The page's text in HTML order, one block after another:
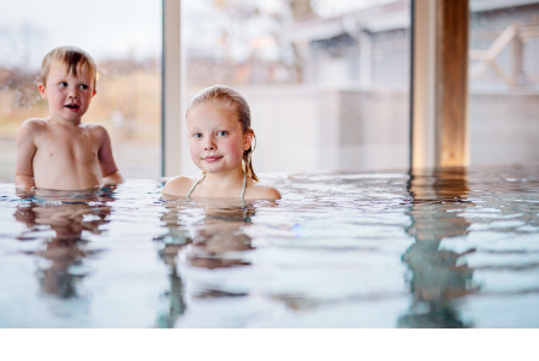
Presentkort
BOENDE
Hotellstugor
Faciliteter
Camping
MAT & DRYCK